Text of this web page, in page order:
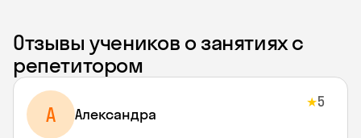
Отзывы учеников о занятиях с
репетитором
A Aлександра
★5